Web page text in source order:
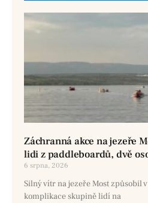
Záchranná akce na jezeře
lidi z paddleboardů, dvě
6 srpna, 2026
Silný vítr na jezeře Most způsobil
komplikace skupině lidí na